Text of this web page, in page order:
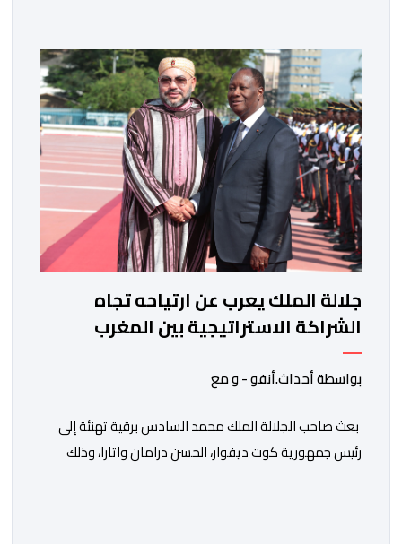
مجددا التعبير لجلالته عن مشاعر الصداقة العميقة والمتينة
التي تكنها فرنسا وشعبها للمغرب وللشعب المغربي. وقال
الرئيس الفرنسي “لا يساورني أي شك في أن […]
جلالة الملك يعرب عن ارتياحه تجاه
الشراكة الاستراتيجية بين المغرب
والكوت ديفوار
بواسطة أحداث.أنفو - و مع
بعث صاحب الجلالة الملك محمد السادس برقية تهنئة إلى
رئيس جمهورية كوت ديفوار، الحسن درامان واتارا، وذلك